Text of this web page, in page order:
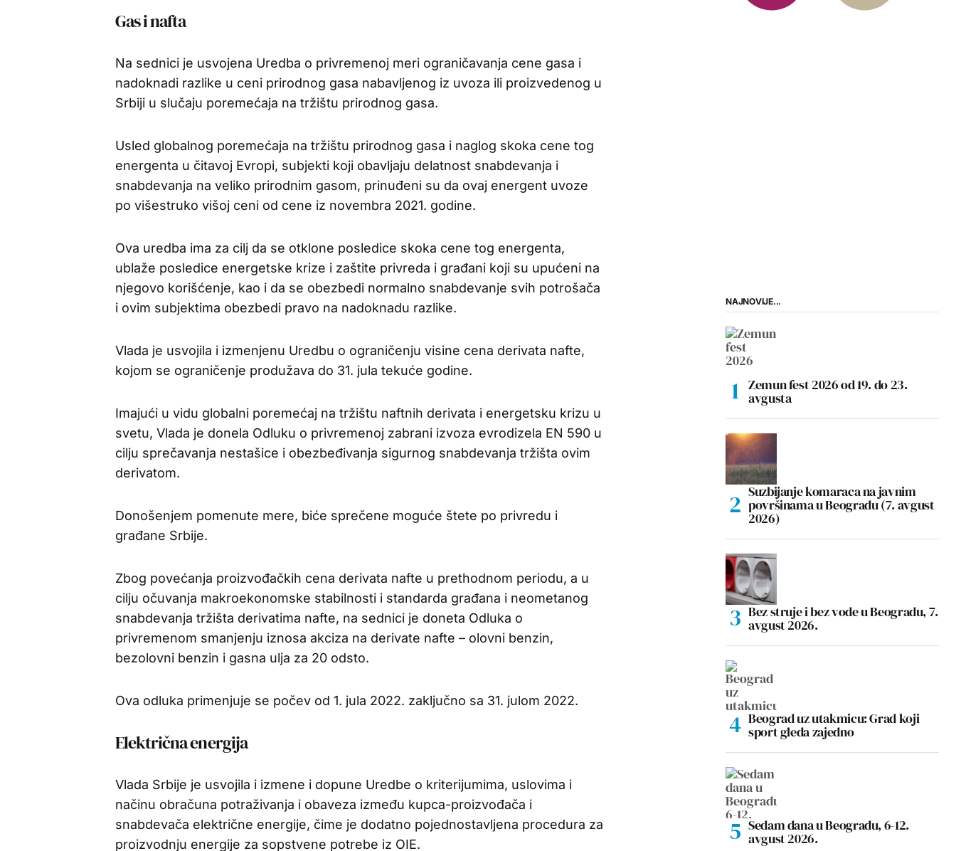
Gas i nafta
Na sednici je usvojena Uredba o privremenoj meri ograničavanja cene gasa i
nadoknadi razlike u ceni prirodnog gasa nabavljenog iz uvoza ili proizvedenog u
Srbiji u slučaju poremećaja na tržištu prirodnog gasa.
Usled globalnog poremećaja na tržištu prirodnog gasa i naglog skoka cene tog
energenta u čitavoj Evropi, subjekti koji obavljaju delatnost snabdevanja i
snabdevanja na veliko prirodnim gasom, prinuđeni su da ovaj energent uvoze
po višestruko višoj ceni od cene iz novembra 2021. godine.
Ova uredba ima za cilj da se otklone posledice skoka cene tog energenta,
ublaže posledice energetske krize i zaštite privreda i građani koji su upućeni na
njegovo korišćenje, kao i da se obezbedi normalno snabdevanje svih potrošača
i ovim subjektima obezbedi pravo na nadoknadu razlike.
Vlada je usvojila i izmenjenu Uredbu o ograničenju visine cena derivata nafte,
kojom se ograničenje produžava do 31. jula tekuće godine.
Imajući u vidu globalni poremećaj na tržištu naftnih derivata i energetsku krizu u
svetu, Vlada je donela Odluku o privremenoj zabrani izvoza evrodizela EN 590 u
cilju sprečavanja nestašice i obezbeđivanja sigurnog snabdevanja tržišta ovim
derivatom.
Donošenjem pomenute mere, biće sprečene moguće štete po privredu i
građane Srbije.
Zbog povećanja proizvođačkih cena derivata nafte u prethodnom periodu, a u
cilju očuvanja makroekonomske stabilnosti i standarda građana i neometanog
snabdevanja tržišta derivatima nafte, na sednici je doneta Odluka o
privremenom smanjenju iznosa akciza na derivate nafte – olovni benzin,
bezolovni benzin i gasna ulja za 20 odsto.
Ova odluka primenjuje se počev od 1. jula 2022. zaključno sa 31. julom 2022.
Električna energija
Vlada Srbije je usvojila i izmene i dopune Uredbe o kriterijumima, uslovima i
načinu obračuna potraživanja i obaveza između kupca-proizvođača i
snabdevača električne energije, čime je dodatno pojednostavljena procedura za
proizvodnju energije za sopstvene potrebe iz OIE.
NAJNOVIJE...
Zemun fest 2026 od 19. do 23.
avgusta
Suzbijanje komaraca na javnim
površinama u Beogradu (7. avgust
2026)
Bez struje i bez vode u Beogradu, 7.
avgust 2026.
Beograd uz utakmicu: Grad koji
sport gleda zajedno
Sedam dana u Beogradu, 6-12.
avgust 2026.